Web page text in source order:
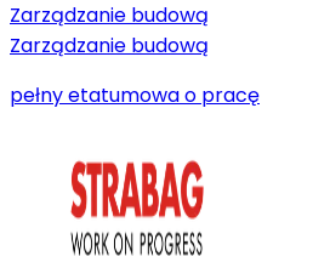
Zarządzanie budową
Zarządzanie budową
pełny etatumowa o pracę